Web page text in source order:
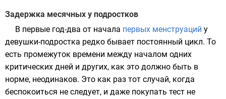
Задержка месячных у подростков
В первые год-два от начала первых менструаций у
девушки-подростка редко бывает постоянный цикл. То
есть промежуток времени между началом одних
критических дней и других, как это должно быть в
норме, неодинаков. Это как раз тот случай, когда
беспокоиться не следует, и даже покупать тест не